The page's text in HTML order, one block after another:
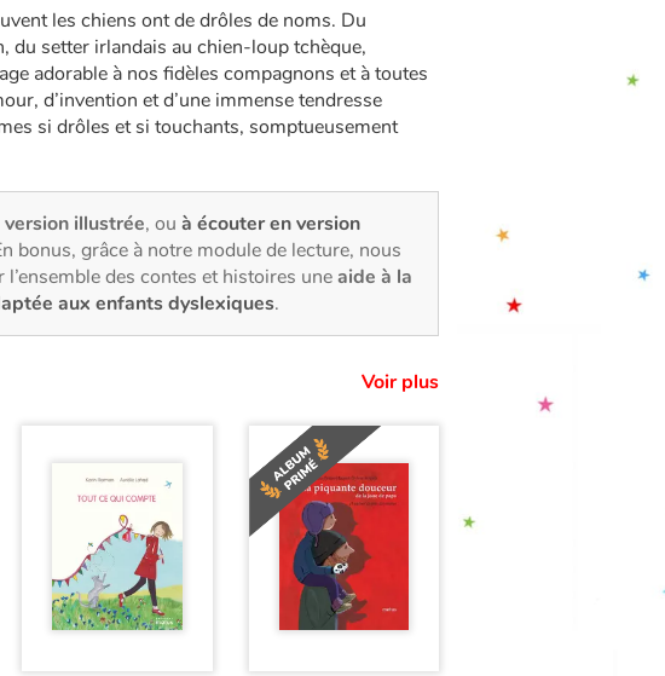
les chiens ont de drôles de noms. Du
setter irlandais au chien-loup tchèque,
adorable à nos fidèles compagnons et à toutes
d’invention et d’une immense tendresse
si drôles et si touchants, somptueusement
illustrée, ou à écouter en version
bonus, grâce à notre module de lecture, nous
des contes et histoires uneaide à la
aux enfants dyslexiques.
Voir plus